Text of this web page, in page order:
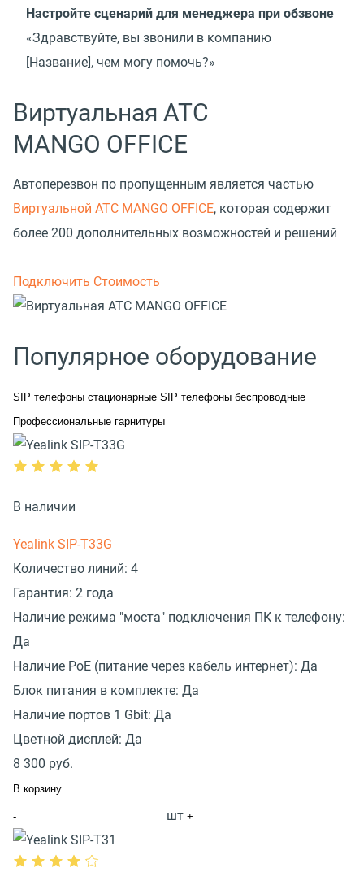
Настройте сценарий для менеджера при обзвоне
«Здравствуйте, вы звонили в компанию
[Название], чем могу помочь?»
Виртуальная АТС
MANGO OFFICE
Автоперезвон по пропущенным является частью
Виртуальной АТС MANGO OFFICE, которая содержит
более 200 дополнительных возможностей и решений
Подключить Стоимость
Популярное оборудование
SIP телефоны стационарные SIP телефоны беспроводные
Профессиональные гарнитуры
В наличии
Yealink SIP-T33G
Количество линий: 4
Гарантия: 2 года
Наличие режима "моста" подключения ПК к телефону:
Да
Наличие PoE (питание через кабель интернет): Да
Блок питания в комплекте: Да
Наличие портов 1 Gbit: Да
Цветной дисплей: Да
8 300 руб.
В корзину
- шт +